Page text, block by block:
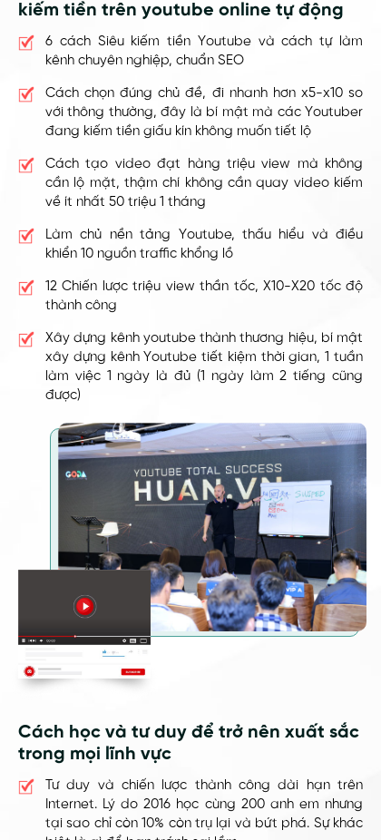
kiếm tiền trên youtube online tự động
6 cách Siêu kiếm tiền Youtube và cách tự làm
kênh chuyên nghiệp, chuẩn SEO
Cách chọn đúng chủ đề, đi nhanh hơn x5-x10 so
với thông thường, đây là bí mật mà các Youtuber
đang kiếm tiền giấu kín không muốn tiết lộ
Cách tạo video đạt hàng triệu view mà không
cần lộ mặt, thậm chí không cần quay video kiếm
về ít nhất 50 triệu 1 tháng
Làm chủ nền tảng Youtube, thấu hiểu và điều
khiển 10 nguồn traffic khổng lồ
12 Chiến lược triệu view thần tốc, X10-X20 tốc độ
thành công
Xây dựng kênh youtube thành thương hiệu, bí mật
xây dựng kênh Youtube tiết kiệm thời gian, 1 tuần
làm việc 1 ngày là đủ (1 ngày làm 2 tiếng cũng
được)
Cách học và tư duy để trở nên xuất sắc
trong mọi lĩnh vực
Tư duy và chiến lược thành công dài hạn trên
Internet. Lý do 2016 học cùng 200 anh em nhưng
tại sao chỉ còn 10% còn trụ lại và bứt phá. Sự khác